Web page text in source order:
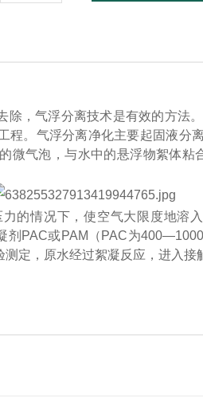
除，气浮分离技术是有效的方法
程。 气浮分离净化主要起固液分
微气泡，与水中的悬浮物絮体粘
的情况下，使空气大限度地溶
剂PAC或PAM（PAC为
定，原水经过絮凝反应，进入接